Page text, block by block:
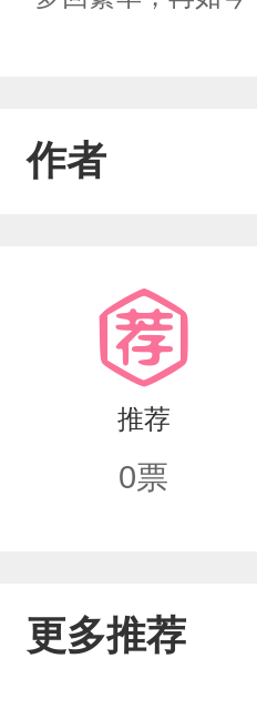
作者
推荐
0票
更多推荐